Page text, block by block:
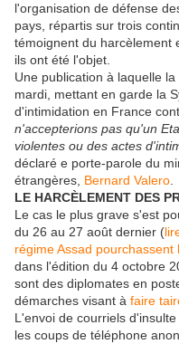
l'organisation de défense
pays, répartis sur trois
témoignent du harcèlement
ils ont été l'objet.
Une publication à laquelle
mardi, mettant en garde la
d'intimidation en France
n'accepterions pas qu'un
violentes ou des actes
déclaré e porte-parole du
étrangères, Bernard Valero
LE HARCÈLEMENT DES
Le cas le plus grave s'est
du 26 au 27 août dernier (
régime Assad
dans l'édition du 4 octobre
sont des diplomates en
démarches visant à faire
L'envoi de courriels
les coups de téléphone